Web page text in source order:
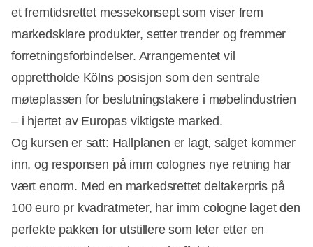
et fremtidsrettet messekonsept som viser frem
markedsklare produkter, setter trender og fremmer
forretningsforbindelser. Arrangementet vil
opprettholde Kölns posisjon som den sentrale
møteplassen for beslutningstakere i møbelindustrien
– i hjertet av Europas viktigste marked.
Og kursen er satt: Hallplanen er lagt, salget kommer
inn, og responsen på imm colognes nye retning har
vært enorm. Med en markedsrettet deltakerpris på
100 euro pr kvadratmeter, har imm cologne laget den
perfekte pakken for utstillere som leter etter en